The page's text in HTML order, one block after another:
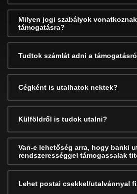
Milyen jogi szabályok
támogatásra?
Tudtok számlát adni a
Cégként is utalhatok nektek?
Külföldről is tudok utalni?
Van-e lehetőség arra, hogy banki
rendszerességgel támogassalak
Lehet postai csekkel/utalvánnyal